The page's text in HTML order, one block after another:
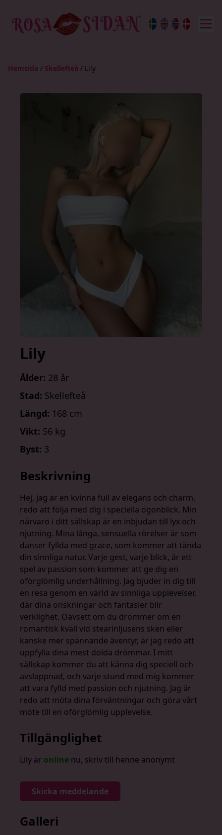
Hemsida / Skellefteå / Lily
Lily
Ålder: 28 år
Stad: Skellefteå
Längd: 168 cm
Vikt: 56 kg
Byst: 3
Beskrivning
Hej, jag är en kvinna full av elegans och charm,
redo att följa med dig i speciella ögonblick. Min
närvaro i ditt sällskap är en inbjudan till lyx och
njutning. Mina långa, sensuella rörelser är som
danser fyllda med grace, som kommer att tända
din sinnliga natur. Varje gest, varje blick, är ett
spel av passion som kommer att ge dig en
oförglömlig underhållning. Jag bjuder in dig till
en resa genom en värld av sinnliga upplevelser,
där dina önskningar och fantasier blir
verklighet. Oavsett om du drömmer om en
romantisk kväll vid stearinljusens sken eller
kanske mer spännande äventyr, är jag redo att
uppfylla dina mest dolda drömmar. I mitt
sällskap kommer du att känna dig speciell och
avslappnad, och varje stund med mig kommer
att vara fylld med passion och njutning. Jag är
redo att möta dina förväntningar och göra vårt
möte till en oförglömlig upplevelse.
Tillgänglighet
Lily är online nu, skriv till henne anonymt
Skicka meddelande
Galleri